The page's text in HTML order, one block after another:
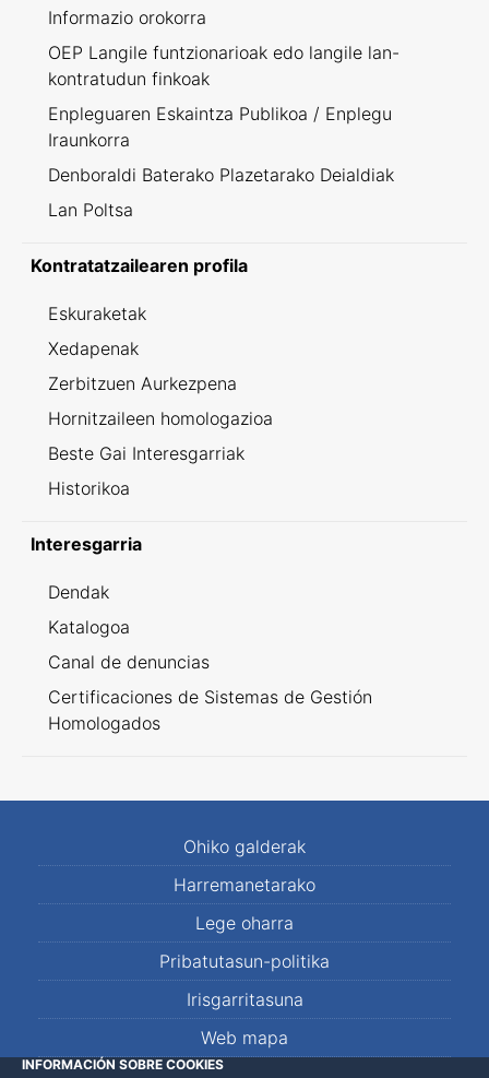
Informazio orokorra
OEP Langile funtzionarioak edo langile lan-
kontratudun finkoak
Enpleguaren Eskaintza Publikoa / Enplegu
Iraunkorra
Denboraldi Baterako Plazetarako Deialdiak
Lan Poltsa
Kontratatzailearen profila
Eskuraketak
Xedapenak
Zerbitzuen Aurkezpena
Hornitzaileen homologazioa
Beste Gai Interesgarriak
Historikoa
Interesgarria
Dendak
Katalogoa
Canal de denuncias
Certificaciones de Sistemas de Gestión
Homologados
Ohiko galderak
Harremanetarako
Lege oharra
Pribatutasun-politika
Irisgarritasuna
Web mapa
INFORMACIÓN SOBRE COOKIES